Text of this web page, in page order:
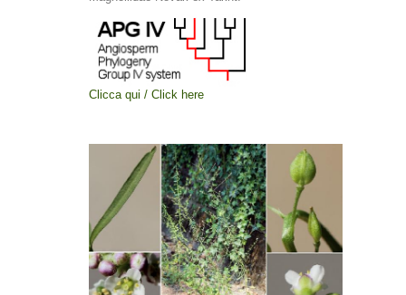
Clicca qui / Click here